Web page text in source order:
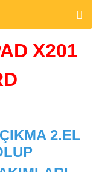
X201
2.EL